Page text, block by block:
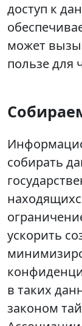
доступ к
может
пользе для
собирать
ускорить
в таких
законом